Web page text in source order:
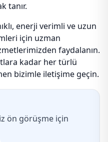
tanır.
enerji verimli ve uzun
için uzman
faydalanın.
kadar her türlü
bizimle iletişime geçin.
ön görüşme için